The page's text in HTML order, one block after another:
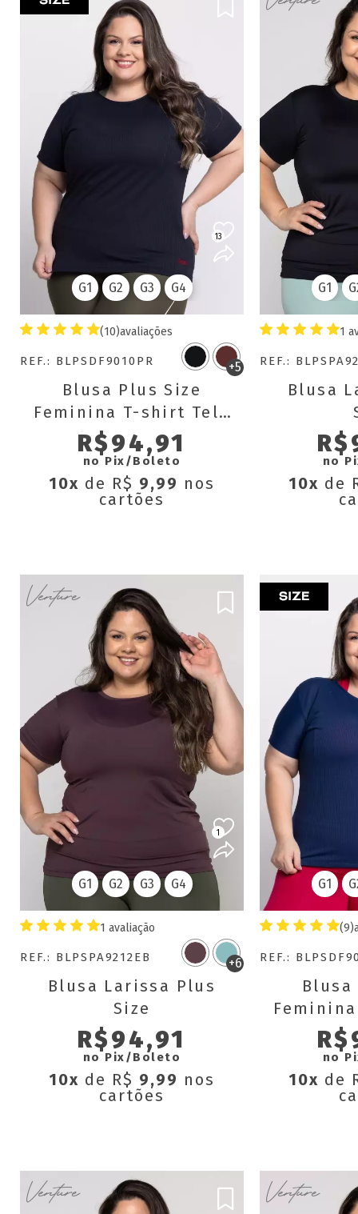
13
(10)avaliações
REF.: BLPSDF9010PR +5
Blusa Plus Size
Feminina T-shirt Tela
Dry Fit Básica
Verônica
R$94,91
no Pix/Boleto
10x de R$ 9,99 nos
cartões
G1 G2 G3 G4
1
REF.:
Blusa
no
10x de
G1
1
1 avaliação
REF.: BLPSPA9212EB +6
Blusa Larissa Plus
Size
R$94,91
no Pix/Boleto
10x de R$ 9,99 nos
cartões
G1 G2 G3 G4
(9)
REF.:
Blusa
Dry
no
10x de
G1